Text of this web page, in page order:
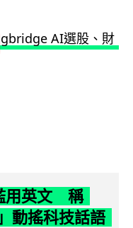
用英文 稱
動搖科技話語